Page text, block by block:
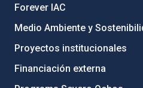
Forever IAC
Medio Ambiente y
Proyectos institucionales
Financiación externa